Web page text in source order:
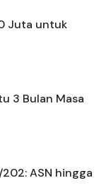
Juta untuk
3 Bulan Masa
ASN hingga